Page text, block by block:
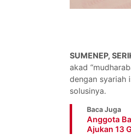
SUMENEP,
akad
dengan syariah
solusinya.
Baca Juga
Anggota
Ajukan 13